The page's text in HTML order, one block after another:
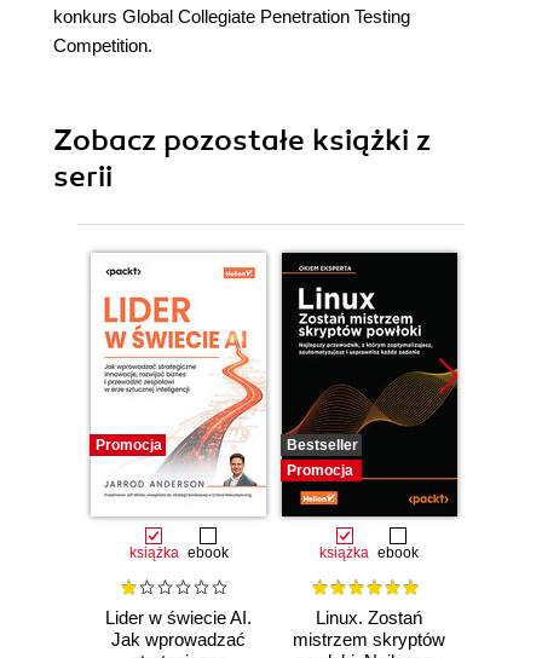
konkurs Global Collegiate Penetration Testing
Competition.
Zobacz pozostałe książki z
serii
Promocja
książka ebook
Lider w świecie AI.
Jak wprowadzać
Bestseller
Promocja
książka ebook
Linux. Zostań
mistrzem skryptów